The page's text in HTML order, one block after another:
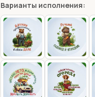
Варианты исполнения: